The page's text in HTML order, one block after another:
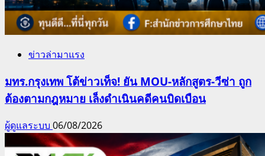
ข่าวล่ามาแรง
มทร.กรุงเทพ โต้ข่าวเท็จ! ยัน MOU-หลักสูตร-วีซ่า ถูก
ต้องตามกฎหมาย เล็งดำเนินคดีคนบิดเบือน
ผู้ดูแลระบบ 06/08/2026